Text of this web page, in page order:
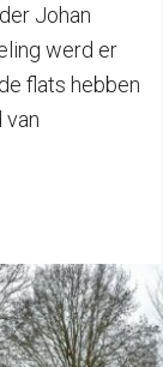
Johan
werd er
flats hebben